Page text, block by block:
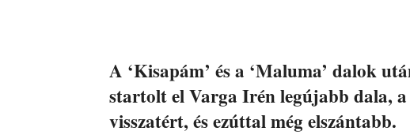
A ‘Kisapám’ és a ‘Maluma’ dalok
startolt el Varga Irén legújabb dala,
visszatért, és ezúttal még elszántabb.